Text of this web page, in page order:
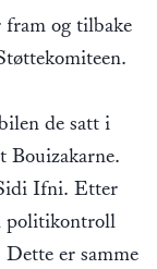
fram og tilbake
de satt i
Bouizakarne.
Ifni. Etter
politikontroll
er samme